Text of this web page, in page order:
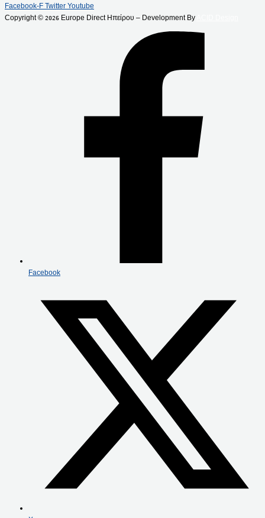
Facebook-F Twitter Youtube
Copyright © 2026 Europe Direct Ηπείρου – Development By
Facebook